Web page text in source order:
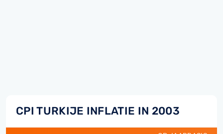
CPI TURKIJE INFLATIE IN 2003